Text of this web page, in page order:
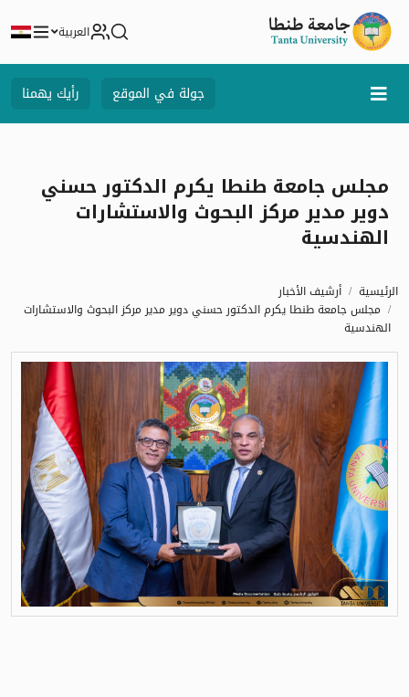
العربية
جولة في الموقع رأيك يهمنا
مجلس جامعة طنطا يكرم الدكتور حسني
دوير مدير مركز البحوث والاستشارات
الهندسية
الرئيسية
أرشيف الأخبار
مجلس جامعة طنطا يكرم الدكتور حسني دوير مدير مركز البحوث والاستشارات
الهندسية